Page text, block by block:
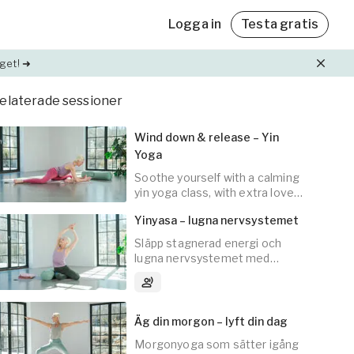
Friskvårdsbidrag
Med Yogobe Flex kan du använda hela
friskvårdsbidraget – till sista kronan!
Läs mer
Friskvårdsbidrag
Med Yogobe Flex kan du använda hela
friskvårdsbidraget – till sista kronan!
Läs mer
Logga in Testa gratis
➜
sessioner
30min
Wind down & release – Yin
Yoga
Soothe yourself with a calming
yin yoga class, with extra love
Yinyasa – lugna nervsystemet
Släpp stagnerad energi och
lugna nervsystemet med
positioner.
3 Ljudspår
Äg din morgon – lyft din dag
Morgonyoga som sätter igång